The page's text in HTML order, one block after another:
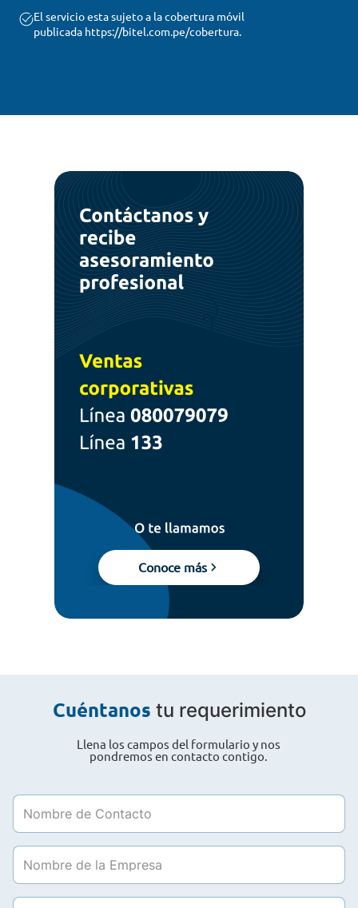
El servicio esta sujeto a la cobertura móvil
publicada https://bitel.com.pe/cobertura.
Conoce más
Cuéntanos tu requerimiento
Llena los campos del formulario y nos
pondremos en contacto contigo.